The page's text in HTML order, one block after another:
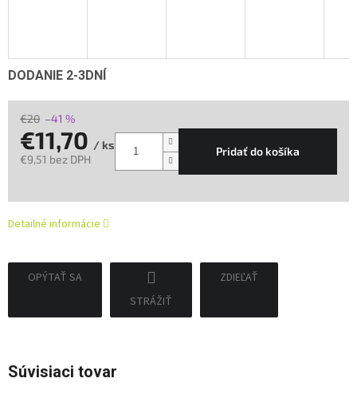
DODANIE 2-3DNÍ
€20 –41 %
€11,70 / ks
€9,51 bez DPH
Pridať do košíka
Detailné informácie
OPÝTAŤ SA
STRÁŽIŤ
ZDIEĽAŤ
Súvisiaci tovar